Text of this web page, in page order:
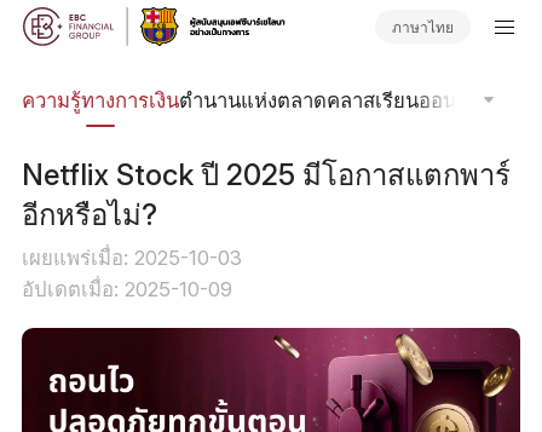
ภาษาไทย
ความรู้ทางการเงินตำนานแห่งตลาดคลาสเรียนออนไลน์โฟกั
Netflix Stock ปี 2025 มีโอกาสแตกพาร์
อีกหรือไม่?
เผยแพร่เมื่อ: 2025-10-03
อัปเดตเมื่อ: 2025-10-09